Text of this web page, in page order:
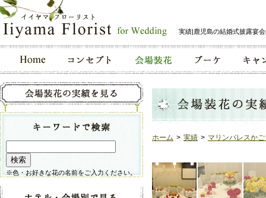
実績|鹿児島の結婚式披露宴
ホーム > 実績 > マリンパレスか
※色・お好きな花の名前をご入力ください。